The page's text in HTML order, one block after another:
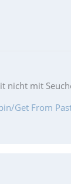
nicht mit
Get From